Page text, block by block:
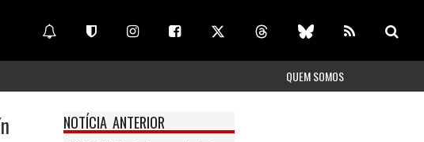
QUEM SOMOS
NOTÍCIA ANTERIOR